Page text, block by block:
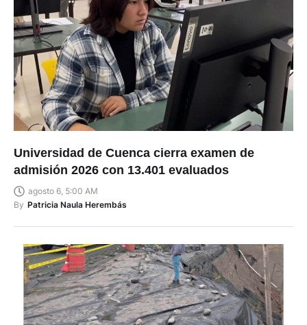
Universidad de Cuenca cierra examen de
admisión 2026 con 13.401 evaluados
agosto 6, 5:00 AM
By Patricia Naula Herembás